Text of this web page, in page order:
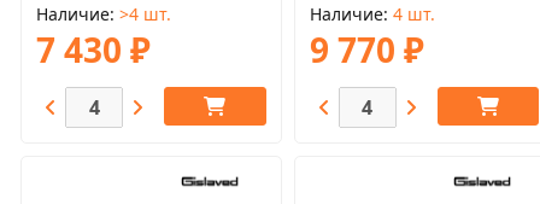
Наличие >4 шт.
7 430 ₽
Наличие 4 шт.
9 770 ₽